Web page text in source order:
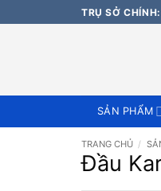
qua
TRỤ SỞ
SẢN PHẨM
TRANG CHỦ /
Đầu